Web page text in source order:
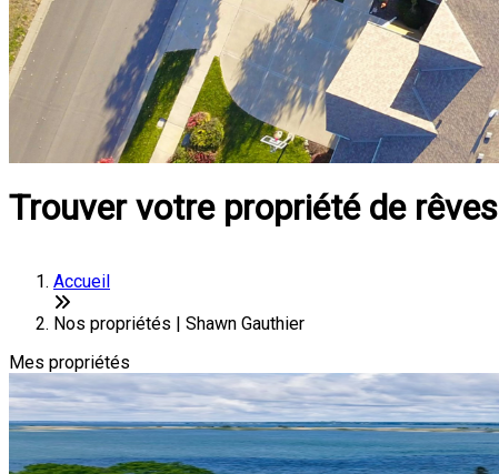
Trouver votre propriété de rêves
Accueil
Nos propriétés | Shawn Gauthier
Mes propriétés